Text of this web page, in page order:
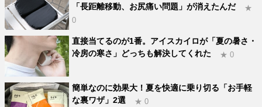
「長距離移動、お尻痛い問題」が消えたんだ
★
0
直接当てるのが1番。アイスカイロが「夏の暑さ・
冷房の寒さ」どっちも解決してくれた
★ 0
簡単なのに効果大！夏を快適に乗り切る「お手軽
な裏ワザ」2選
★ 0